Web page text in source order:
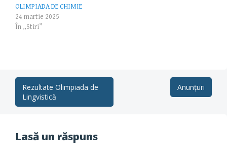
OLIMPIADA DE CHIMIE
24 martie 2025
În „Stiri”
Post
navigation
Rezultate Olimpiada de
Lingvistică
Anunțuri
Lasă un răspuns